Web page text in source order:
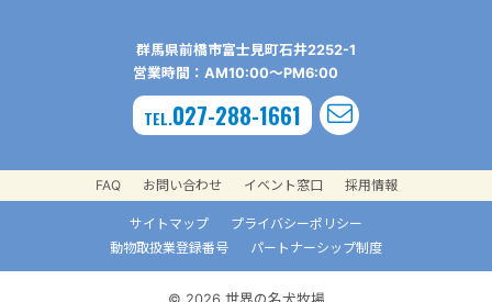
群⾺県前橋市富⼠⾒町⽯井2252-1
営業時間：AM10:00〜PM6:00
TEL.027-288-1661
FAQ お問い合わせ イベント窓口 採用情報
サイトマップ
プライバシーポリシー
動物取扱業登録番号
パートナーシップ制度